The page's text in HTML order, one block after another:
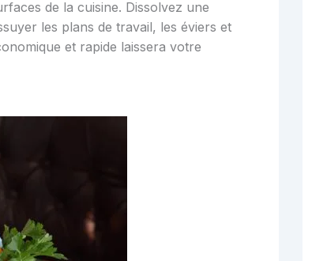
de la cuisine. Dissolvez une
les plans de travail, les éviers et
et rapide laissera votre